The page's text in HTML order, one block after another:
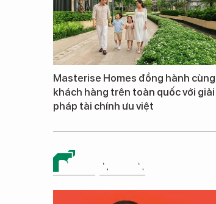
Masterise Homes đồng hành cùng
khách hàng trên toàn quốc với giải
pháp tài chính ưu việt
BẤT ĐỘNG SẢN